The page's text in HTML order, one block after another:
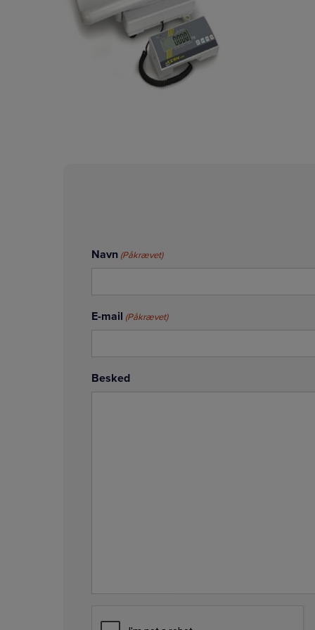
Navn (Påkrævet)
E-mail (Påkrævet)
Besked